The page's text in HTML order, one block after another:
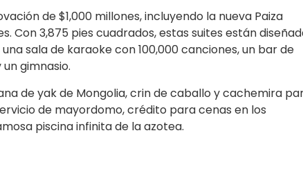
de $1,000 millones, incluyendo la nueva Paiza
Con 3,875 pies cuadrados, estas suites están
sala de karaoke con 100,000 canciones, un bar de
gimnasio.
de yak de Mongolia, crin de caballo y cachemira
de mayordomo, crédito para cenas en los
piscina infinita de la azotea.